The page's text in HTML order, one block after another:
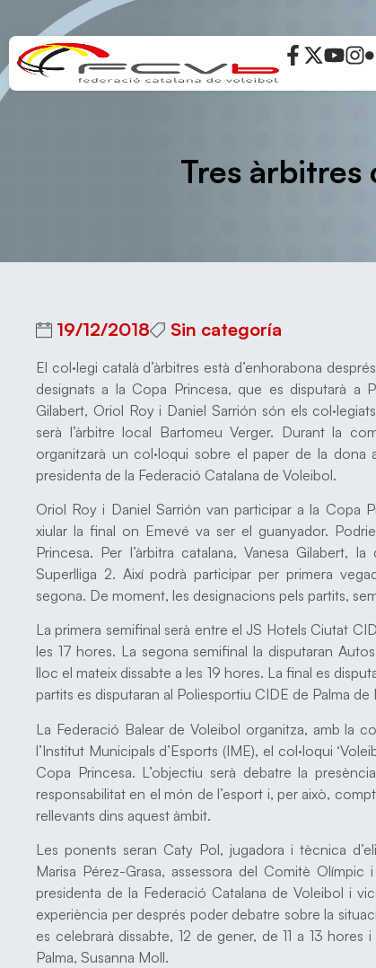
Tres àrbitres
19/12/2018 Sin categoría
El col·legi català d’àrbitres està d’enhorabona
designats a la Copa Princesa, que es disputarà a
Gilabert, Oriol Roy i Daniel Sarrión són els
serà l’àrbitre local Bartomeu Verger. Durant la
organitzarà un col·loqui sobre el paper de la dona
presidenta de la Federació Catalana de Voleibol.
Oriol Roy i Daniel Sarrión van participar a la Copa
xiular la final on Emevé va ser el guanyador.
Princesa. Per l’àrbitra catalana, Vanesa Gilabert,
Superlliga 2. Així podrà participar per primera
segona. De moment, les designacions pels partits,
La primera semifinal serà entre el JS Hotels Ciutat
les 17 hores. La segona semifinal la disputaran
lloc el mateix dissabte a les 19 hores. La final es
partits es disputaran al Poliesportiu CIDE de Palma de
La Federació Balear de Voleibol organitza, amb la
l’Institut Municipals d’Esports (IME), el col·loqui
Copa Princesa. L’objectiu serà debatre la
responsabilitat en el món de l’esport i, per això,
rellevants dins aquest àmbit.
Les ponents seran Caty Pol, jugadora i tècnica
Marisa Pérez-Grasa, assessora del Comitè
presidenta de la Federació Catalana de Voleibol i
experiència per després poder debatre sobre la
es celebrarà dissabte, 12 de gener, de 11 a 13
Palma, Susanna Moll.